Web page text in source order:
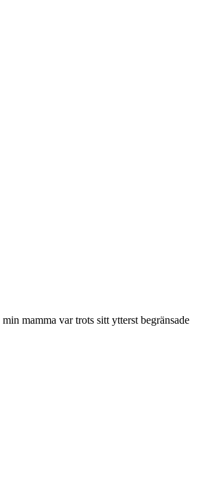
mamma var trots sitt ytterst begränsade